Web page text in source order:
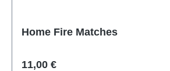
Home Fire Matches
Regulärer Preis:
11,00 €